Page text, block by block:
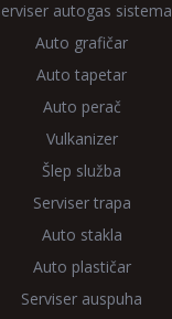
autogas sistema
Auto grafičar
Auto tapetar
Auto perač
Vulkanizer
Šlep služba
Serviser trapa
Auto stakla
Auto plastičar
Serviser auspuha